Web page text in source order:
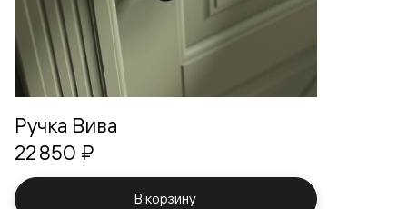
Ручка Вива
22 850 ₽
В корзину